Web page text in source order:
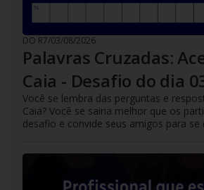
DO R7/03/08/2026
Palavras Cruzadas:
Caia - Desafio do dia
Você se lembra das perguntas e
Caia? Você se sairia melhor que os
desafio e convide seus amigos para se